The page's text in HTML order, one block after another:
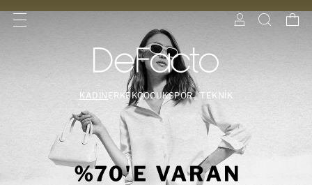
KADIN ERKEKÇOCUKSPOR | TEKNİK